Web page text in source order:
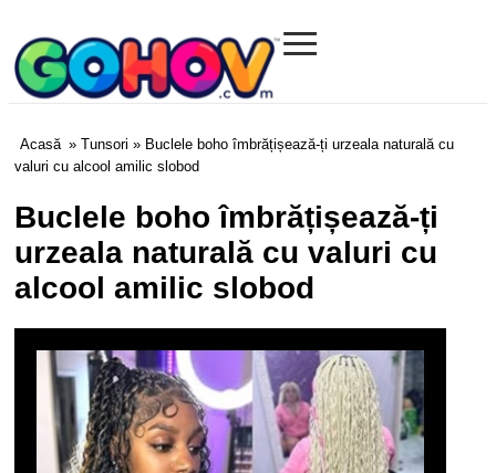
Gohov.com
≡
Acasă » Tunsori » Buclele boho îmbrățișează-ți urzeala naturală cu
valuri cu alcool amilic slobod
Buclele boho îmbrățișează-ți
urzeala naturală cu valuri cu
alcool amilic slobod